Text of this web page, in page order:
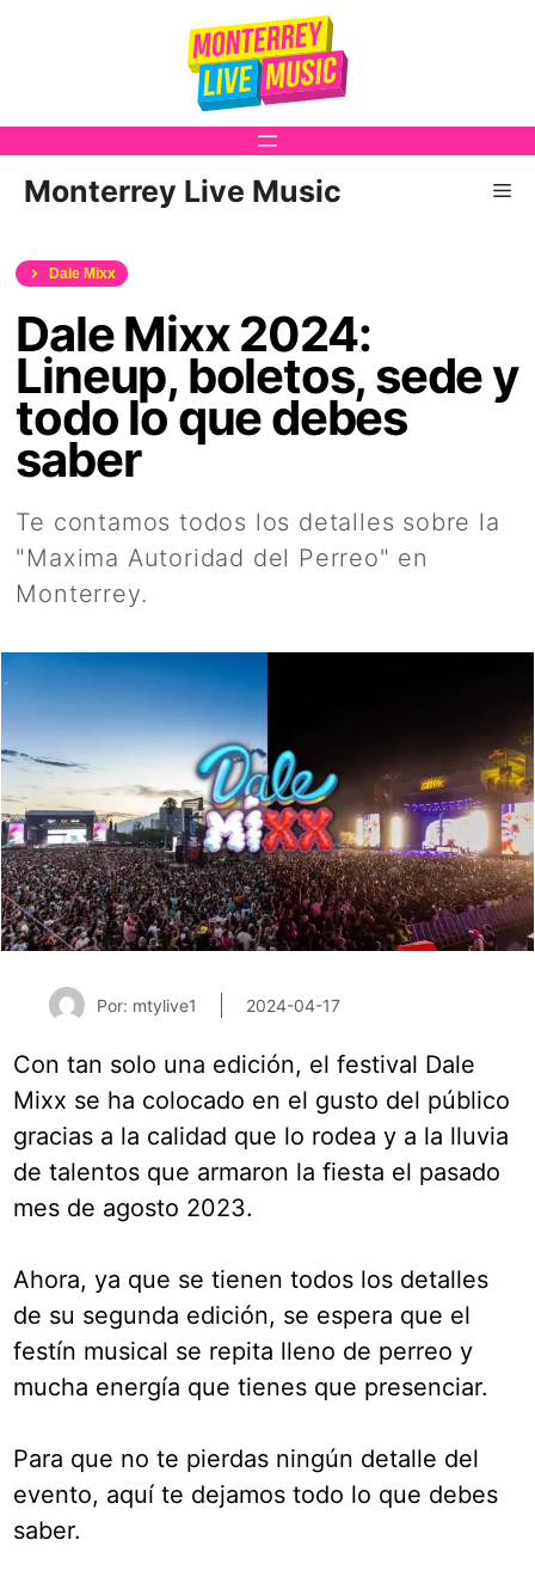
Monterrey Live Music
Dale Mixx
Dale Mixx 2024:
Lineup, boletos, sede y
todo lo que debes
saber
Te contamos todos los detalles sobre la
"Maxima Autoridad del Perreo" en
Monterrey.
Por: mtylive1 2024-04-17
Con tan solo una edición, el festival Dale
Mixx se ha colocado en el gusto del público
gracias a la calidad que lo rodea y a la lluvia
de talentos que armaron la fiesta el pasado
mes de agosto 2023.
Ahora, ya que se tienen todos los detalles
de su segunda edición, se espera que el
festín musical se repita lleno de perreo y
mucha energía que tienes que presenciar.
Para que no te pierdas ningún detalle del
evento, aquí te dejamos todo lo que debes
saber.